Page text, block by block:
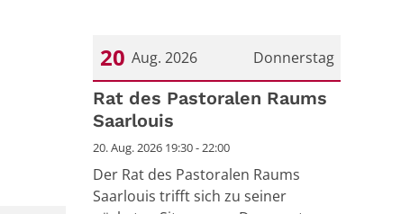
Donnerstag
20 Aug. 2026
Datum: 20. August 2026
Rat des Pastoralen Raums
Saarlouis
20. Aug. 2026 19:30 - 22:00
Der Rat des Pastoralen Raums
Saarlouis trifft sich zu seiner